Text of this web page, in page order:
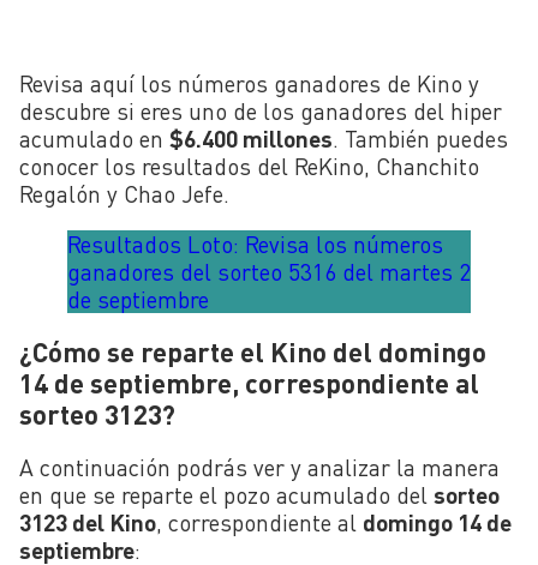
Revisa aquí los números ganadores de Kino y
descubre si eres uno de los ganadores del hiper
acumulado en $6.400 millones. También puedes
conocer los resultados del ReKino, Chanchito
Regalón y Chao Jefe.
Resultados Loto: Revisa los números
ganadores del sorteo 5316 del martes 2
de septiembre
¿Cómo se reparte el Kino del domingo
14 de septiembre, correspondiente al
sorteo 3123?
A continuación podrás ver y analizar la manera
en que se reparte el pozo acumulado del sorteo
3123 del Kino , correspondiente al domingo 14 de
septiembre: